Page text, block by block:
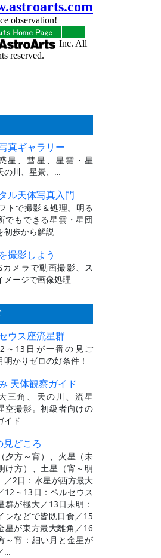
真ギャラリー
星、彗星、星雲・星
の川、星景、…
ル天体写真入門
トで撮影＆処理。明る
でもできる星雲・星団
初歩から解説
撮影しよう
カメラで動画撮影、ス
メージで画像処理
ウス座流星群
～13日が一番の見ご
明かりゼロの好条件！
天体観察ガイド
三角、天の川、流星
空撮影。初級者向けの
イド
見どころ
夕方～宵）、火星（未
け方）、土星（宵～明
／2日：水星が西方最大
12～13日：ペルセウス
群が極大／13日未明：
ンなどで皆既日食／15
星が東方最大離角／16
～宵：細い月と金星が
…